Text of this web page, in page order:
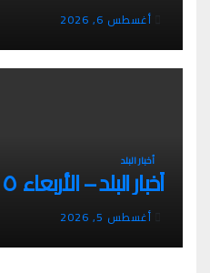
أغسطس 6, 2026
أخبار البلد
أخبار البلد – الأربعاء ٥ أغسطس ٢٠٢٦م
أغسطس 5, 2026